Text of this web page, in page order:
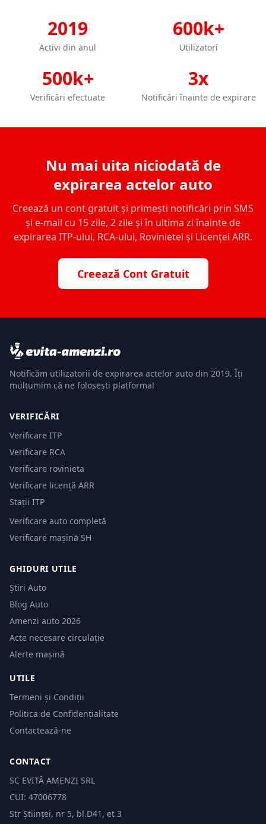
2019
Activi din anul
600k+
Utilizatori
500k+
Verificări efectuate
3x
Notificări înainte de expirare
Nu mai uita niciodată de
expirarea actelor auto
Creează un cont gratuit și primești notificări prin SMS
și e-mail cu 15 zile, 2 zile și în ultima zi înainte de
expirarea ITP-ului, RCA-ului, Rovinietei și Licenței ARR.
Creează Cont Gratuit
Notificăm utilizatorii de expirarea actelor auto din 2019. Îți
mulțumim că ne folosești platforma!
VERIFICĂRI
Verificare ITP
Verificare RCA
Verificare rovinieta
Verificare licență ARR
Stații ITP
Verificare auto completă
Verificare mașină SH
GHIDURI UTILE
Știri Auto
Blog Auto
Amenzi auto 2026
Acte necesare circulație
Alerte mașină
UTILE
Termeni și Condiții
Politica de Confidențialitate
Contactează-ne
CONTACT
SC EVITĂ AMENZI SRL
CUI: 47006778
Str Științei, nr 5, bl.D41, et 3